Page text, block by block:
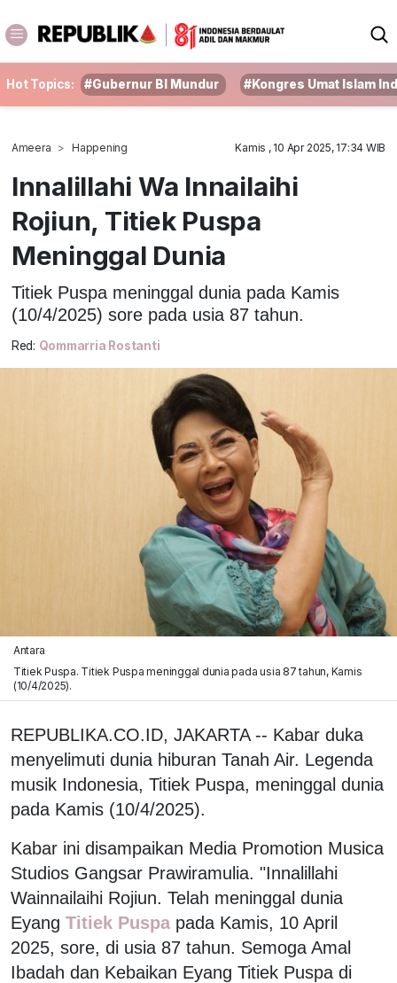
Hot Topics: #Gubernur BI Mundur #Kongres Umat Islam
Ameera Happening Kamis , 10 Apr 2025, 17:34 WIB
Innalillahi Wa Innailaihi
Rojiun, Titiek Puspa
Meninggal Dunia
Titiek Puspa meninggal dunia pada Kamis
(10/4/2025) sore pada usia 87 tahun.
Red: Qommarria Rostanti
Antara
Titiek Puspa. Titiek Puspa meninggal dunia pada usia 87 tahun, Kamis
(10/4/2025).
REPUBLIKA.CO.ID, JAKARTA -- Kabar duka
menyelimuti dunia hiburan Tanah Air. Legenda
musik Indonesia, Titiek Puspa, meninggal dunia
pada Kamis (10/4/2025).
Kabar ini disampaikan Media Promotion Musica
Studios Gangsar Prawiramulia. "Innalillahi
Wainnailaihi Rojiun. Telah meninggal dunia
Eyang Titiek Puspa pada Kamis, 10 April
2025, sore, di usia 87 tahun. Semoga Amal
Ibadah dan Kebaikan Eyang Titiek Puspa di